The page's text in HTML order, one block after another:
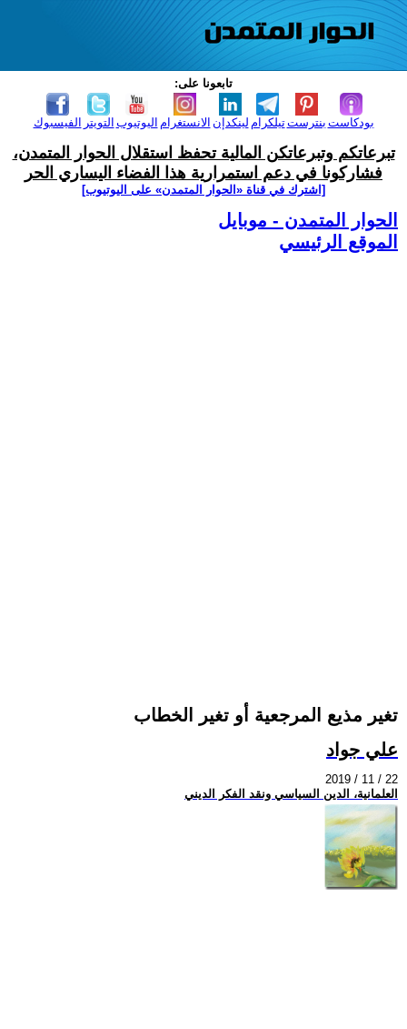
تابعونا على:
الفيسبوك التويتر اليوتيوب الانستغرام لينكدإن تيلكرامبنترست بودكاست
تبرعاتكم وتبرعاتكن المالية تحفظ استقلال الحوار المتمدن،
فشاركونا في دعم استمرارية هذا الفضاء اليساري الحر
[اشترك في قناة ‫«الحوار المتمدن» على اليوتيوب]
الحوار المتمدن - موبايل
الموقع الرئيسي
تغير مذيع المرجعية أو تغير الخطاب
علي جواد
2019 / 11 / 22
العلمانية، الدين السياسي ونقد الفكر الديني